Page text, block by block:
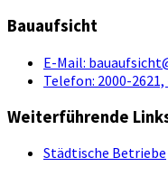
Bauaufsicht
E-Mail:
Telefon: 2000-
Weiterführende
Städtische Betriebe